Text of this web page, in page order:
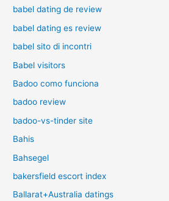
babel dating de review
babel dating es review
babel sito di incontri
Babel visitors
Badoo como funciona
badoo review
badoo-vs-tinder site
Bahis
Bahsegel
bakersfield escort index
Ballarat+Australia datings